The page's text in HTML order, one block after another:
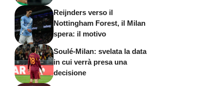
Reijnders verso il
Nottingham Forest, il Milan
spera: il motivo
Soulé-Milan: svelata la data
in cui verrà presa una
decisione